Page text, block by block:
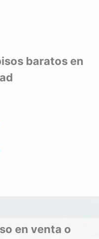
baratos en
en venta o